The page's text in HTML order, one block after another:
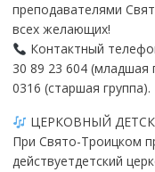
преподавателями
всех желающих!
Контактный
30 89 23 604 (младшая
0316 (старшая группа).
ЦЕРКОВНЫЙ
При Свято-Троицком
действуетдетский